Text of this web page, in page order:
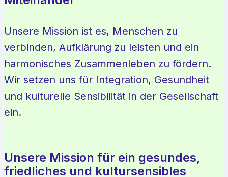
Unsere Mission ist es, Menschen zu
verbinden, Aufklärung zu leisten und ein
harmonisches Zusammenleben zu fördern.
Wir setzen uns für Integration, Gesundheit
und kulturelle Sensibilität in der Gesellschaft
ein.
Unsere Mission für ein gesundes,
friedliches und kultursensibles